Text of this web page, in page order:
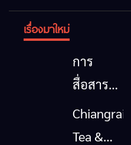
เรื่องมาใหม่
การ
สื่อสาร
โทรคมนาคม
กรณีภัย
Chiangrai
Tea &